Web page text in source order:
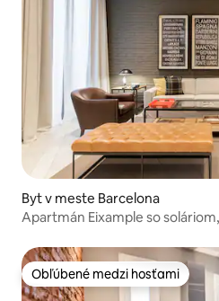
Byt v meste Barcelona
Apartmán Eixample so
Obľúbené medzi hosťami
Obľúbené medzi hosťami